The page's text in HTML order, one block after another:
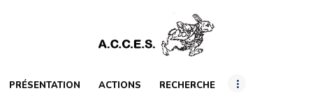
PRÉSENTATION ACTIONS RECHERCHE
PRÉSENTATION